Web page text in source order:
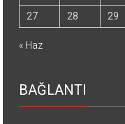
27
28 29
« Haz
BAĞLANTI